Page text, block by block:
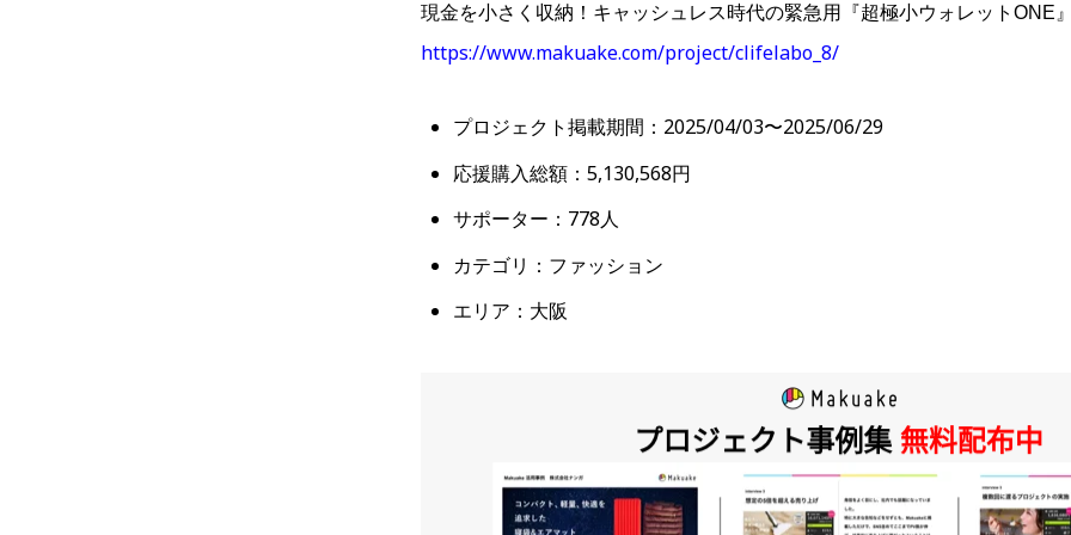
現金を小さく収納！キャッシュレス時代の緊急用『超極小ウォレットONE
https://www.makuake.com/project/clifelabo_8/
プロジェクト掲載期間：2025/04/03〜2025/06/29
応援購入総額：5,130,568円
サポーター：778人
カテゴリ：ファッション
エリア：大阪